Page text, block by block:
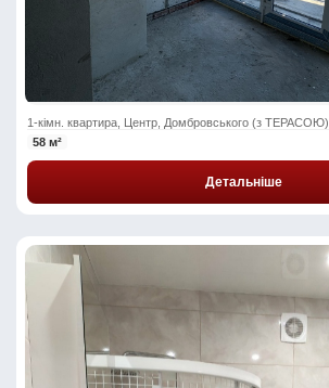
1-кімн. квартира, Центр, Домбровського (з ТЕРАСОЮ)
58 м²
Детальніше